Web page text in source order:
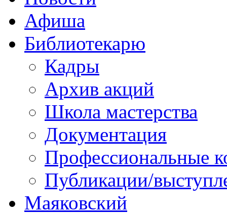
Афиша
Библиотекарю
Кадры
Архив акций
Школа мастерства
Документация
Профессиональные
Публикации/
Маяковский